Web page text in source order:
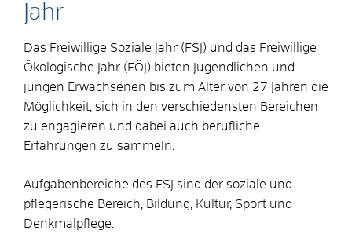
Jahr
Das Freiwillige Soziale Jahr (FSJ) und das Freiwillige
Ökologische Jahr (FÖJ) bieten Jugendlichen und
jungen Erwachsenen bis zum Alter von 27 Jahren die
Möglichkeit, sich in den verschiedensten Bereichen
zu engagieren und dabei auch berufliche
Erfahrungen zu sammeln.
Aufgabenbereiche des FSJ sind der soziale und
pflegerische Bereich, Bildung, Kultur, Sport und
Denkmalpflege.